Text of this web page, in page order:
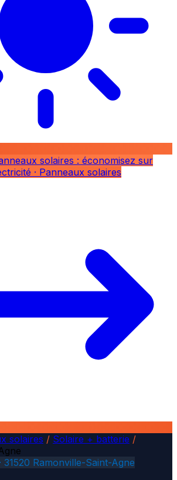
solaires : économisez sur
· Panneaux solaires
solaires / Solaire + batterie /
31520 Ramonville-Saint-Agne